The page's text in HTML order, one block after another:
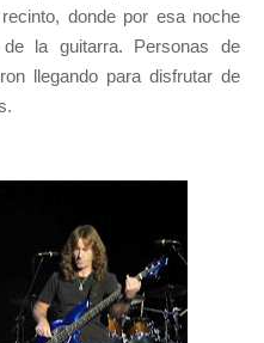
donde por esa noche
la guitarra. Personas de
llegando para disfrutar de